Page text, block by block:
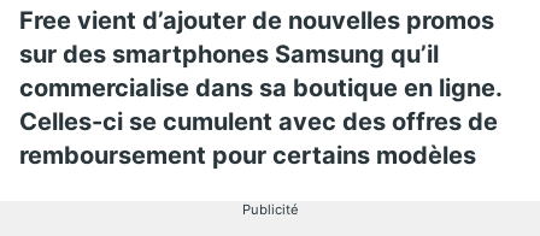
Free vient d’ajouter de nouvelles promos
sur des smartphones Samsung qu’il
commercialise dans sa boutique en ligne.
Celles-ci se cumulent avec des offres de
remboursement pour certains modèles
Publicité